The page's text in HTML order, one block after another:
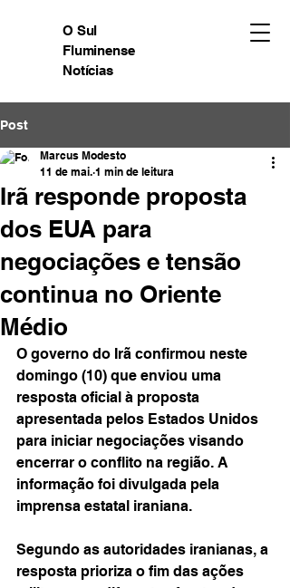
O Sul
Fluminense
Notícias
Post
Irã responde proposta
dos EUA para
negociações e tensão
continua no Oriente
Médio
Marcus Modesto
11 de mai. 1 min de leitura
O governo do Irã confirmou neste
domingo (10) que enviou uma
resposta oficial à proposta
apresentada pelos Estados Unidos
para iniciar negociações visando
encerrar o conflito na região. A
informação foi divulgada pela
imprensa estatal iraniana.
Segundo as autoridades iranianas, a
resposta prioriza o fim das ações